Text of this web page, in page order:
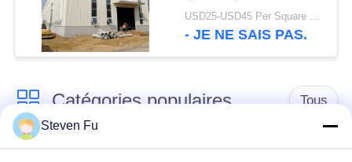
A36
USD25-USD45 Per Square Meter MOQ:200 mètres carrés
- JE NE SAIS PAS.
Catégories populaires Tous
entrepôt de structure
Atelier de structure
Steven Fu